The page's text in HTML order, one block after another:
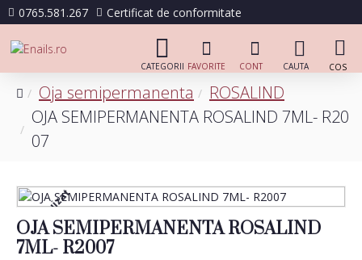
0765.581.267 Certificat de conformitate
Oja semipermanenta
ROSALIND
OJA SEMIPERMANENTA ROSALIND 7ML- R20
07
Stoc epuizat
OJA SEMIPERMANENTA ROSALIND
7ML- R2007